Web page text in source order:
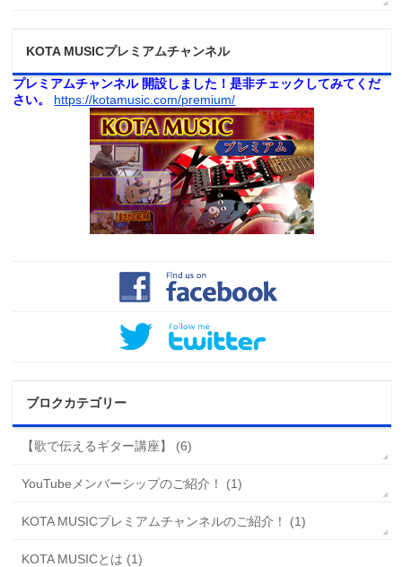
KOTA MUSICプレミアムチャンネル
プレミアムチャンネル 開設しました！是非チェックしてみてくだ
さい。
https://kotamusic.com/premium/
ブロクカテゴリー
【歌で伝えるギター講座】 (6)
YouTubeメンバーシップのご紹介！ (1)
KOTA MUSICプレミアムチャンネルのご紹介！ (1)
KOTA MUSICとは (1)